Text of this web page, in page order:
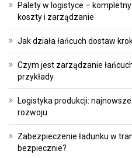
Palety w logistyce –
koszty i zarządzanie
Jak działa łańcuch dostaw
Czym jest zarządzanie
przykłady
Logistyka produkcji:
rozwoju
Zabezpieczenie ładunku w
bezpiecznie?